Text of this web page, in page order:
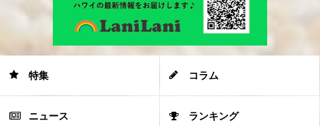
特集 コラム
ニュース ランキング